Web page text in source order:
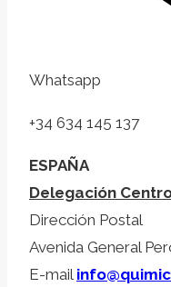
Whatsapp
+34 634 145 137
ESPAÑA
Delegación
Dirección Postal
Avenida General
E-mail